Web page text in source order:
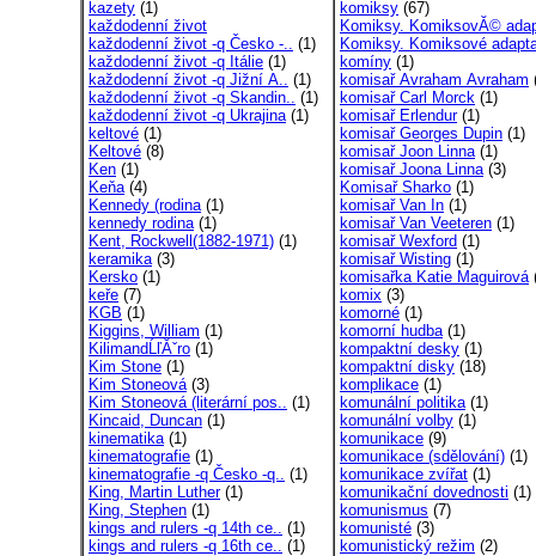
kazety (1)
každodenní život
každodenní život -q Česko -.. (1)
každodenní život -q Itálie (1)
každodenní život -q Jižní A.. (1)
každodenní život -q Skandin.. (1)
každodenní život -q Ukrajina(1)
keltové (1)
Keltové (8)
Ken (1)
Keňa(4)
Kennedy (rodina(1)
kennedy rodina(1)
Kent, Rockwell(1882-1971) (1)
keramika(3)
Kersko (1)
keře (7)
KGB (1)
Kiggins, William (1)
KilimandĹľĂˇro (1)
Kim Stone (1)
Kim Stoneová(3)
Kim Stoneová (literární pos.. (1)
Kincaid, Duncan (1)
kinematika(1)
kinematografie (1)
kinematografie -q Česko -q.. (1)
King, Martin Luther(1)
King, Stephen (1)
kings and rulers -q 14th ce.. (1)
kings and rulers -q 16th ce.. (1)
komiksy (67)
Komiksy. KomiksovĂ©
Komiksy. Komiksové
komíny (1)
komisař Avraham Avraham
komisař Carl Morck (1)
komisař Erlendur(1)
komisař Georges Dupin (1)
komisař Joon Linna(1)
komisař Joona Linna(3)
Komisař Sharko (1)
komisař Van In (1)
komisař Van Veeteren (1)
komisař Wexford (1)
komisař Wisting (1)
komisařka Katie Maguirová
komix (3)
komorné (1)
komorní hudba(1)
kompaktní desky (1)
kompaktní disky (18)
komplikace (1)
komunální politika(1)
komunální volby (1)
komunikace (9)
komunikace (sdělování) (1)
komunikace zvířat (1)
komunikační dovednosti (1)
komunismus (7)
komunisté (3)
komunistický režim (2)